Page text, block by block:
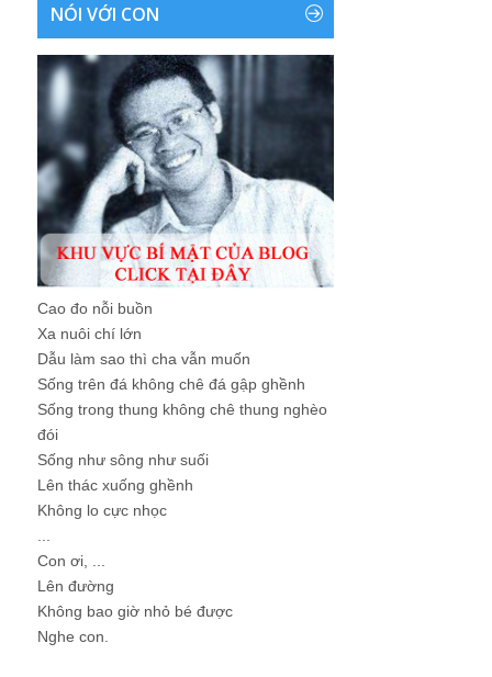
NÓI VỚI CON
Cao đo nỗi buồn
Xa nuôi chí lớn
Dẫu làm sao thì cha vẫn muốn
Sống trên đá không chê đá gập ghềnh
Sống trong thung không chê thung nghèo
đói
Sống như sông như suối
Lên thác xuống ghềnh
Không lo cực nhọc
Con ơi, ...
Lên đường
Không bao giờ nhỏ bé được
Nghe con.